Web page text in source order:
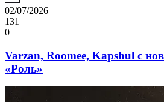
02/07/2026
131
0
Varzan, Roomee, Kapshul с
«Роль»